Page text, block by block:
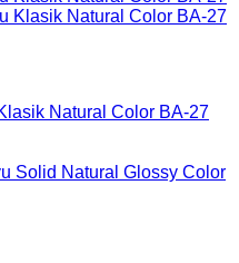
Natural Color BA-27